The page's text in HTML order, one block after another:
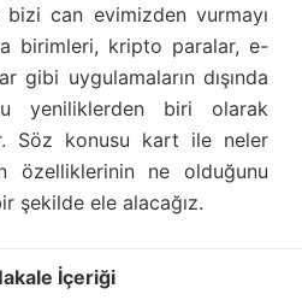
can evimizden vurmayı
birimleri, kripto paralar, e-
gibi uygulamaların dışında
yeniliklerden biri olarak
Söz konusu kart ile neler
özelliklerinin ne olduğunu
şekilde ele alacağız.
İçeriği